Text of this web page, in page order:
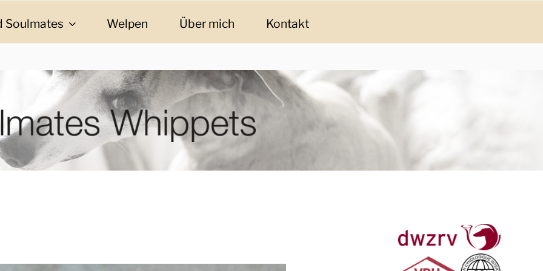
WHIPPETS
und Informationen
Soulmates Welpen Über mich Kontakt